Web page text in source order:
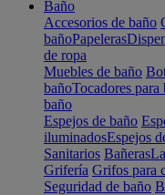
Baño
Accesorios de baño
bañoPapeleras
de ropa
Muebles de baño
bañoTocadores para
baño
Espejos de baño
iluminadosEspejos
Sanitarios Bañeras
Grifería Grifos para
Seguridad de baño